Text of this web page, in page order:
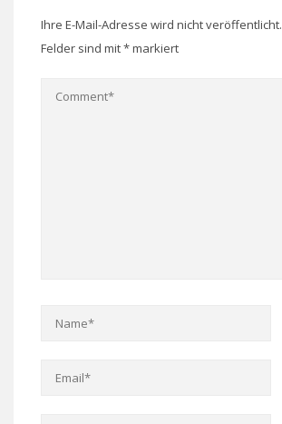
Ihre E-Mail-Adresse wird nicht veröffentlicht.
Felder sind mit*markiert